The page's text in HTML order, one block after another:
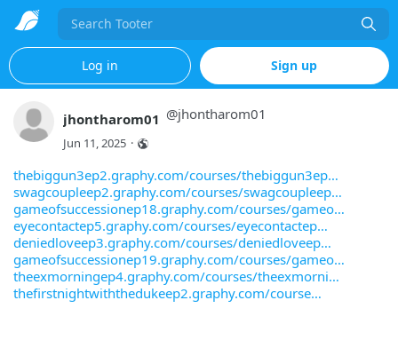
Search
Log in Sign up
jhontharom01 @jhontharom01
Jun 11, 2025 ·
thebiggun3ep2.graphy.com/courses/thebiggun3ep
swagcoupleep2.graphy.com/courses/swagcoupleep
gameofsuccessionep18.graphy.com/courses/gameo
eyecontactep5.graphy.com/courses/eyecontactep
deniedloveep3.graphy.com/courses/deniedloveep
gameofsuccessionep19.graphy.com/courses/gameo
theexmorningep4.graphy.com/courses/theexmorni
thefirstnightwiththedukeep2.graphy.com/course